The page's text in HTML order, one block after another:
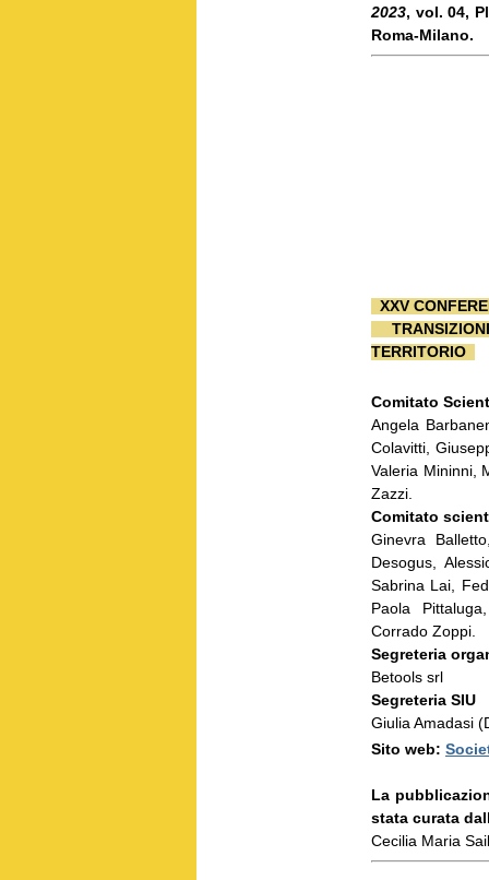
2023, vol. 04,
Roma-Milano.
XXV
TERRITORIO
Comitato
Angela
Colavitti,
Valeria Mininni,
Zazzi.
Comitato
Ginevra
Desogus,
Sabrina Lai,
Paola
Corrado Zoppi.
Segreteria
Betools srl
Segreteria SIU
Giulia Amadasi
Sito web:
La
stata curata
Cecilia Maria